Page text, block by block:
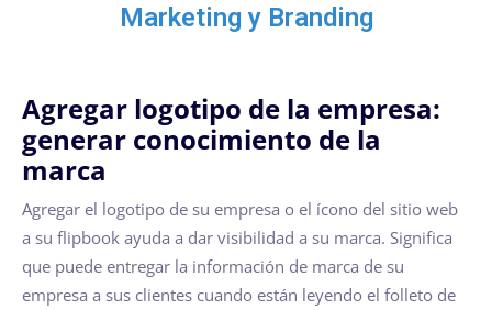
Marketing y Branding
Agregar logotipo de la empresa:
generar conocimiento de la
marca
Agregar el logotipo de su empresa o el ícono del sitio web
a su flipbook ayuda a dar visibilidad a su marca. Significa
que puede entregar la información de marca de su
empresa a sus clientes cuando están leyendo el folleto de